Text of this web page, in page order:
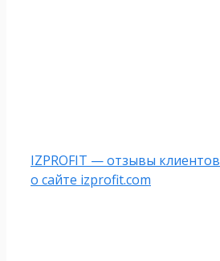
IZPROFIT — отзывы клиентов
о сайте izprofit.com